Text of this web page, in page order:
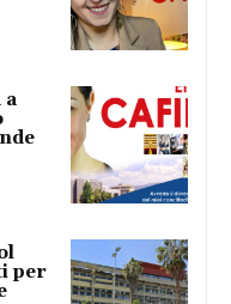
a
per